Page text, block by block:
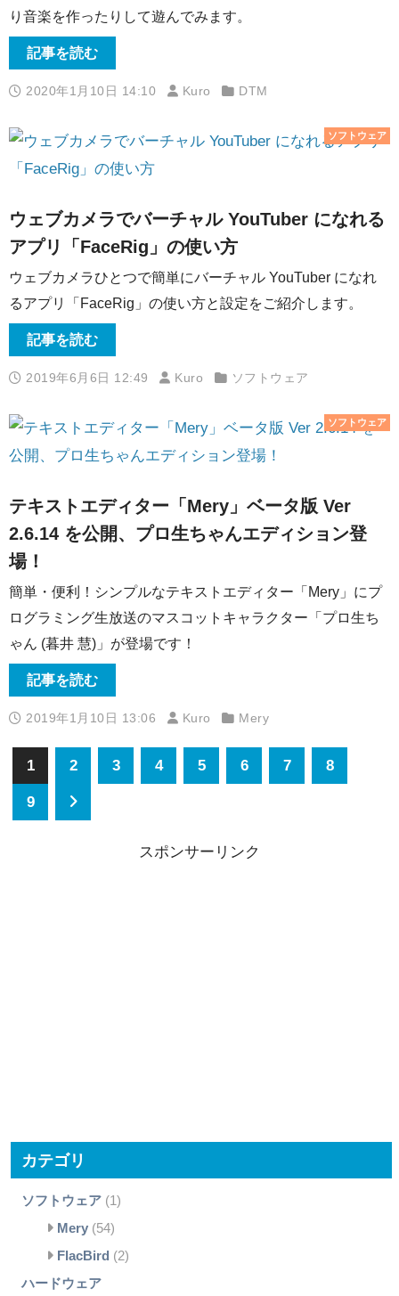
り音楽を作ったりして遊んでみます。
記事を読む
2020年1月10日 14:10 Kuro DTM
ソフトウェア
ウェブカメラでバーチャル YouTuber になれる
アプリ「FaceRig」の使い方
ウェブカメラひとつで簡単にバーチャル YouTuber になれ
るアプリ「FaceRig」の使い方と設定をご紹介します。
記事を読む
2019年6月6日 12:49 Kuro ソフトウェア
ソフトウェア
テキストエディター「Mery」ベータ版 Ver
2.6.14 を公開、プロ生ちゃんエディション登
場！
簡単・便利！シンプルなテキストエディター「Mery」にプ
ログラミング生放送のマスコットキャラクター「プロ生ち
ゃん (暮井 慧)」が登場です！
記事を読む
2019年1月10日 13:06 Kuro Mery
1 2 3 4 5 6 7 8
9
スポンサーリンク
カテゴリ
ソフトウェア(1)
Mery(54)
FlacBird (2)
ハードウェア